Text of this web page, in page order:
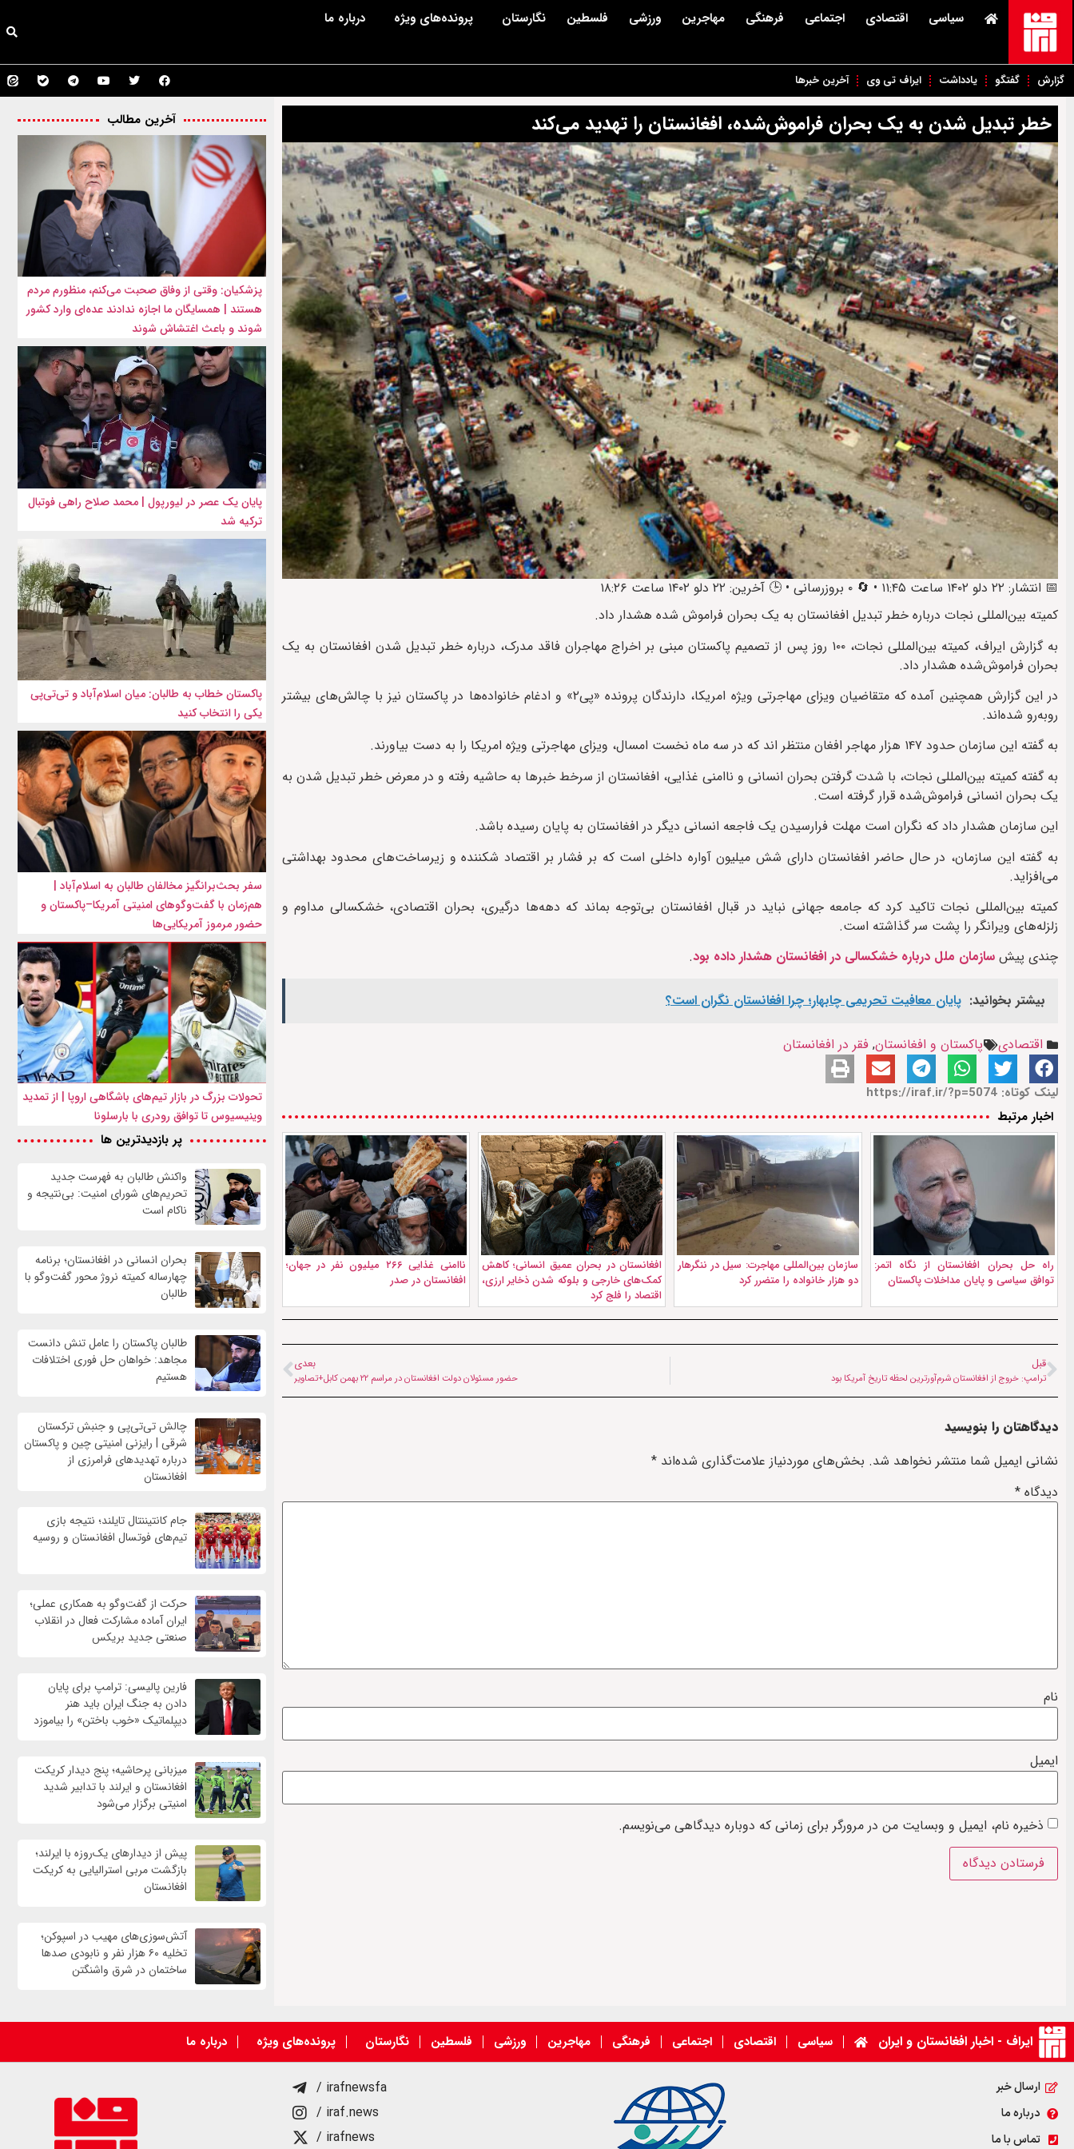
سیاسی اقتصادی اجتماعی فرهنگی مهاجرین ورزشی فلسطین نگارستان پرونده‌های ویژه درباره ما
گزارش گفتگو یادداشت ایراف تی وی آخرین خبرها
خطر تبدیل شدن به یک بحران فراموش‌شده، افغانستان را تهدید می‌کند
📅 انتشار: ۲۲ دلو ۱۴۰۲ ساعت ۱۱:۴۵ • 🔄 ۰ بروزرسانی • 🕒 آخرین: ۲۲ دلو ۱۴۰۲ ساعت ۱۸:۲۶
کمیته بین‌المللی نجات درباره خطر تبدیل افغانستان به یک بحران فراموش شده هشدار داد.
به گزارش ایراف، کمیته بین‌المللی نجات، ۱۰۰ روز پس از تصمیم پاکستان مبنی‌ بر اخراج مهاجران فاقد مدرک، درباره خطر تبدیل شدن افغانستان به یک
بحران فراموش‌شده هشدار داد.
در این گزارش همچنین آمده که متقاضیان ویزای مهاجرتی ویژه امریکا، دارندگان پرونده «پی‌۲» و ادغام خانواده‌ها در پاکستان نیز با چالش‌های بیشتر
روبه‌رو شده‌اند.
به گفته این سازمان حدود ۱۴۷ هزار مهاجر افغان منتظر اند که در سه ماه نخست امسال، ویزای مهاجرتی ويژه امریکا را به دست بیاورند.
به گفته کمیته بین‌المللی نجات، با شدت گرفتن بحران انسانی و ناامنی غذایی، افغانستان از سرخط خبرها به حاشیه رفته و در معرض خطر تبدیل شدن به
یک بحران انسانی فراموش‌شده قرار گرفته است.
این سازمان هشدار داد که نگران است مهلت فرارسیدن یک فاجعه انسانی دیگر در افغانستان به پایان رسیده باشد.
به گفته این سازمان، در حال حاضر افغانستان دارای شش میلیون آواره داخلی است که بر فشار بر اقتصاد شکننده و زیرساخت‌های محدود بهداشتی
می‌افزاید.
کمیته بین‌المللی نجات تاکید کرد که جامعه جهانی نباید در قبال افغانستان بی‌توجه بماند که دهه‌ها درگیری، بحران اقتصادی، خشکسالی مداوم و
زلزله‌های ویرانگر را پشت سر گذاشته است.
چندی پیش سازمان ملل درباره خشکسالی در افغانستان هشدار داده بود.
بیشتر بخوانید: پایان معافیت تحریمی‌ چابهار؛ چرا افغانستان نگران است؟
اقتصادی پاکستان و افغانستان, فقر در افغانستان
لینک کوتاه: https://iraf.ir/?p=5074
اخبار مرتبط
راه حل بحران افغانستان از نگاه اتمر:
توافق سیاسی و پایان مداخلات پاکستان
سازمان بین‌المللی مهاجرت: سیل در ننگرهار
دو هزار خانواده را متضرر کرد
افغانستان در بحران عمیق انسانی؛ کاهش
کمک‌های خارجی و بلوکه شدن ذخایر ارزی،
اقتصاد را فلج کرد
ناامنی غذایی ۲۶۶ میلیون نفر در جهان؛
افغانستان در صدر
قبل
ترامپ: خروج از افغانستان شرم‌آورترین لحظه تاریخ آمریکا بود
بعدی
حضور مسئولان دولت افغانستان در مراسم ۲۲ بهمن کابل+تصاویر
دیدگاهتان را بنویسید
نشانی ایمیل شما منتشر نخواهد شد. بخش‌های موردنیاز علامت‌گذاری شده‌اند *
دیدگاه *
نام
ایمیل
ذخیره نام، ایمیل و وبسایت من در مرورگر برای زمانی که دوباره دیدگاهی می‌نویسم.
آخرین مطالب
پزشکیان: وقتی از وفاق صحبت می‌کنم، منظورم مردم
هستند | همسایگان ما اجازه ندادند عده‌ای وارد کشور
شوند و باعث اغتشاش شوند
پایان یک عصر در لیورپول | محمد صلاح راهی فوتبال
ترکیه شد
پاکستان خطاب به طالبان: میان اسلام‌آباد و تی‌تی‌پی
یکی را انتخاب کنید
سفر بحث‌برانگیز مخالفان طالبان به اسلام‌آباد |
هم‌زمان با گفت‌وگوهای امنیتی آمریکا–پاکستان و
حضور مرموز آمریکایی‌ها
تحولات بزرگ در بازار تیم‌های باشگاهی اروپا | از تمدید
وینیسیوس تا توافق رودری با بارسلونا
پر بازدیدترین ها
واكنش طالبان به فهرست جدید
تحریم‌های شورای امنیت: بی‌نتیجه و
ناکام است
بحران انسانی در افغانستان؛ برنامه
چهار‌ساله کمیته نروژ محور گفت‌وگو با
طالبان
طالبان پاکستان را عامل تنش دانست
مجاهد: خواهان حل فوری اختلافات
هستیم
چالش تی‌تی‌پی و جنبش ترکستان
شرقی | رایزنی امنیتی چین و پاکستان
درباره تهدیدهای فرامرزی از
افغانستان
جام کانتیننتال تایلند؛ نتیجه بازی
تیم‌های فوتسال افغانستان و روسیه
حرکت از گفت‌وگو به همکاری عملی؛
ایران آماده مشارکت فعال در انقلاب
صنعتی جدید بریکس
فارین پالیسی: ترامپ برای پایان
دادن به جنگ ایران باید هنر
دیپلماتیک «خوب باختن» را بیاموزد
میزبانی پرحاشیه؛ پنج دیدار کریکت
افغانستان و ایرلند با تدابیر شدید
امنیتی برگزار می‌شود
پیش از دیدارهای یک‌روزه با ایرلند؛
بازگشت مربی استرالیایی به کریکت
افغانستان
آتش‌سوزی‌های مهیب در اسپوکن؛
تخلیه ۶۰ هزار نفر و نابودی صدها
ساختمان در شرق واشنگتن
ایراف - اخبار افغانستان و ایران سیاسی اقتصادی اجتماعی فرهنگی مهاجرین ورزشی فلسطین نگارستان پرونده‌های ویژه درباره ما
ارسال خبر
درباره ما
تماس با ما
/ irafnewsfa
/ iraf.news
/ irafnews